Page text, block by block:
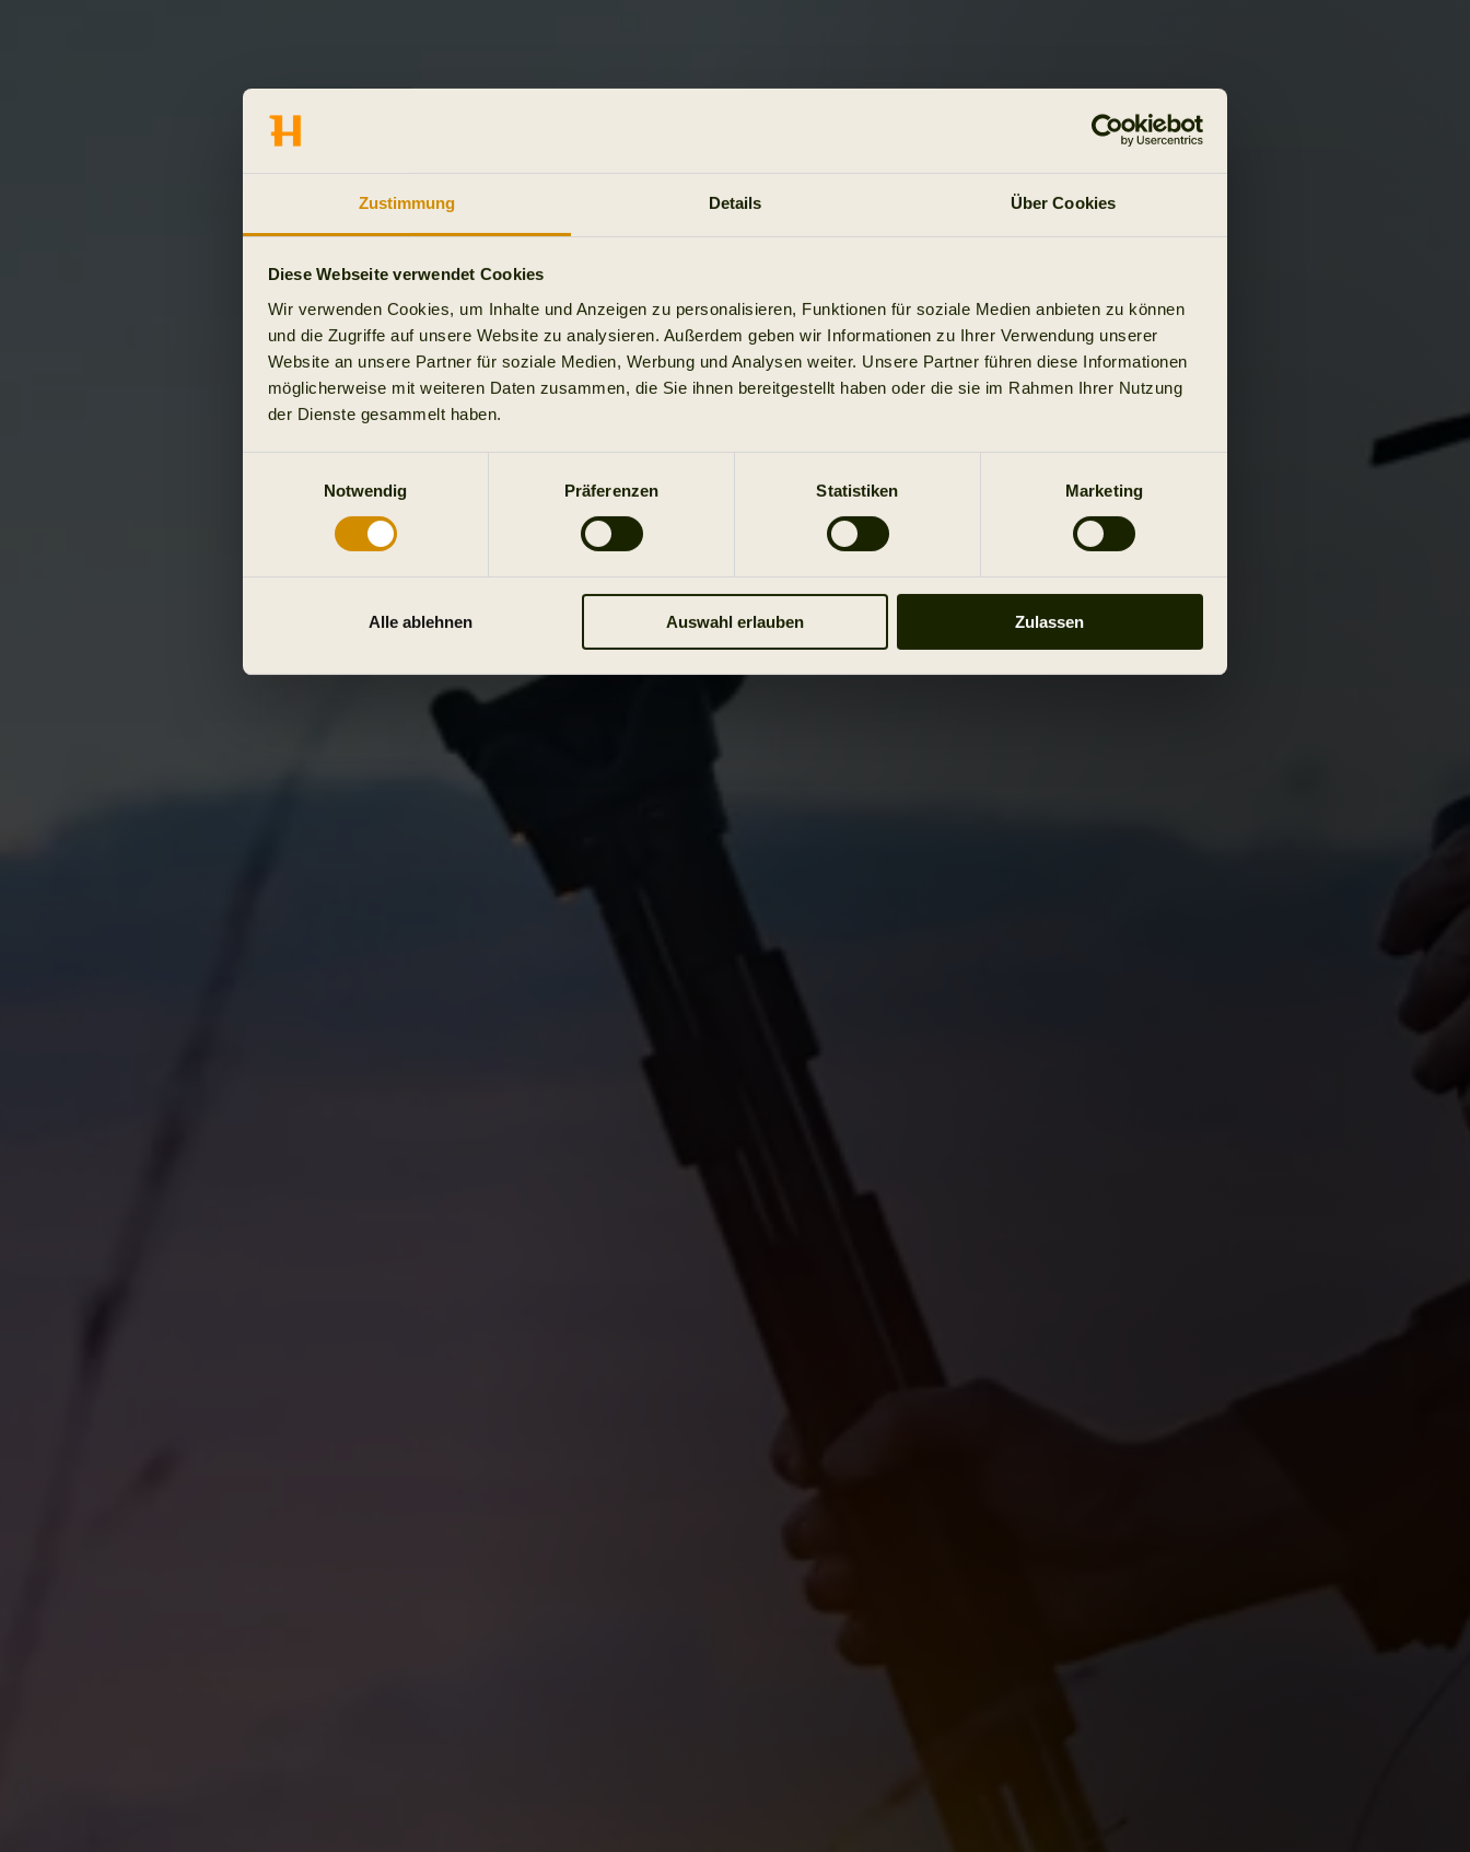
Zustimmung Details Über Cookies
Diese Webseite verwendet Cookies
Wir verwenden Cookies, um Inhalte und Anzeigen zu personalisieren, Funktionen für soziale Medien anbieten zu können
und die Zugriffe auf unsere Website zu analysieren. Außerdem geben wir Informationen zu Ihrer Verwendung unserer
Website an unsere Partner für soziale Medien, Werbung und Analysen weiter. Unsere Partner führen diese Informationen
möglicherweise mit weiteren Daten zusammen, die Sie ihnen bereitgestellt haben oder die sie im Rahmen Ihrer Nutzung
der Dienste gesammelt haben.
Notwendig
Präferenzen Statistiken Marketing
Alle ablehnen Auswahl erlauben Zulassen